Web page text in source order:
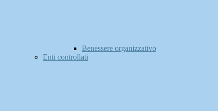
Benessere organizzativo
Enti controllati